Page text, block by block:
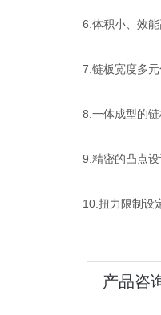
6.体积小、效
7.链板宽度多
8.一体成型的
9.精密的凸点
10.扭力限制设
产品咨